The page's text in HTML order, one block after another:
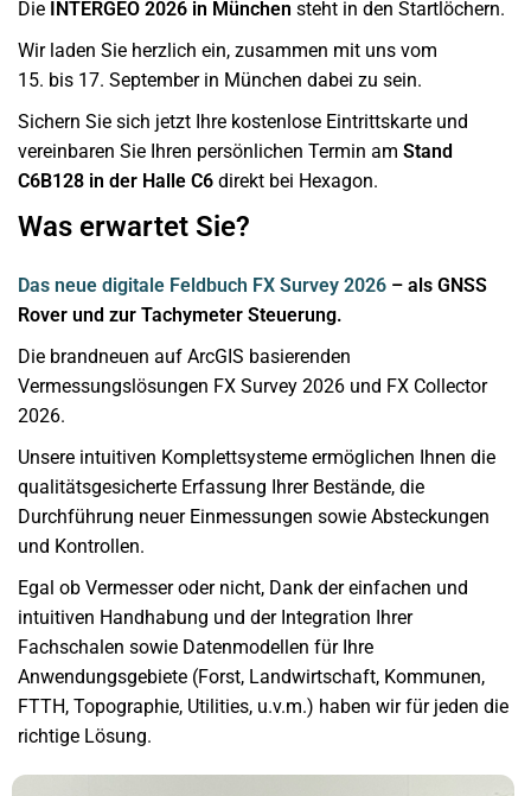
Die INTERGEO 2026 in München steht in den Startlöchern.
Wir laden Sie herzlich ein, zusammen mit uns vom
15. bis 17. September in München dabei zu sein.
Sichern Sie sich jetzt Ihre kostenlose Eintrittskarte und
vereinbaren Sie Ihren persönlichen Termin am Stand
C6B128 in der Halle C6 direkt bei Hexagon.
Was erwartet Sie?
Das neue digitale Feldbuch FX Survey 2026 – als GNSS
Rover und zur Tachymeter Steuerung.
Die brandneuen auf ArcGIS basierenden
Vermessungslösungen FX Survey 2026 und FX Collector
2026.
Unsere intuitiven Komplettsysteme ermöglichen Ihnen die
qualitätsgesicherte Erfassung Ihrer Bestände, die
Durchführung neuer Einmessungen sowie Absteckungen
und Kontrollen.
Egal ob Vermesser oder nicht, Dank der einfachen und
intuitiven Handhabung und der Integration Ihrer
Fachschalen sowie Datenmodellen für Ihre
Anwendungsgebiete (Forst, Landwirtschaft, Kommunen,
FTTH, Topographie, Utilities, u.v.m.) haben wir für jeden die
richtige Lösung.